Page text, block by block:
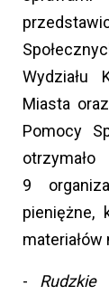
Wydziału
Miasta
Pomocy
9
materiałów
-